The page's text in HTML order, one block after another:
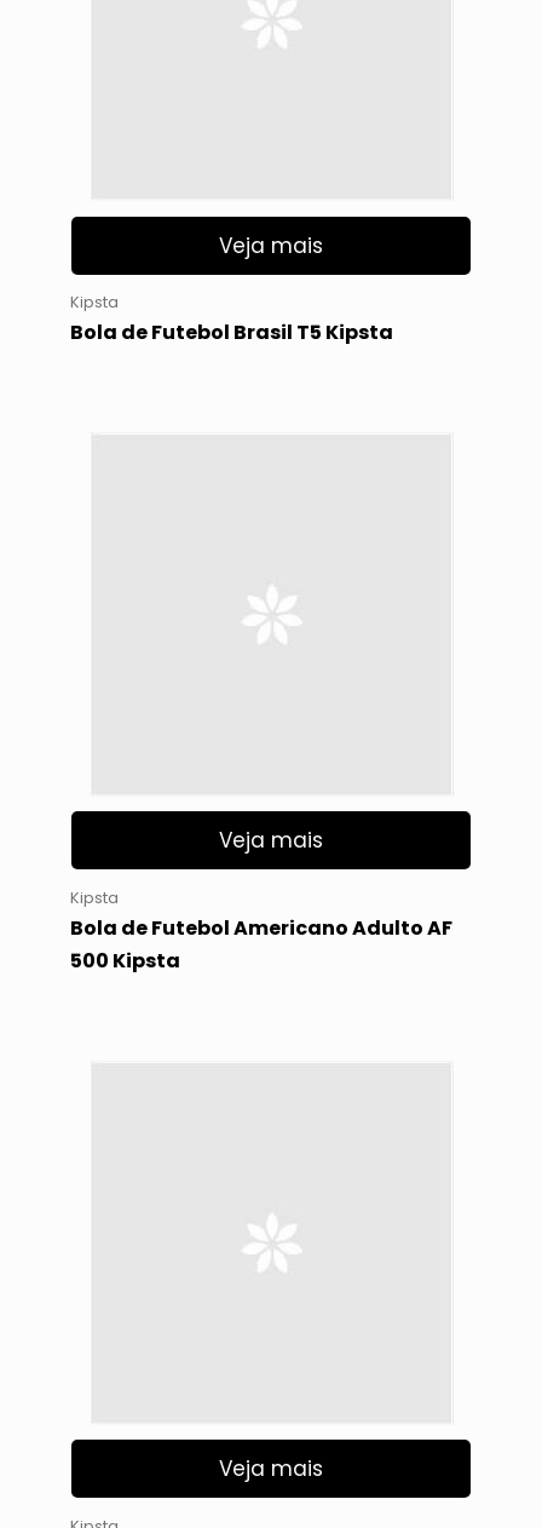
Veja mais
Kipsta
Bola de Futebol Brasil T5 Kipsta
Veja mais
Kipsta
Bola de Futebol Americano Adulto AF
500 Kipsta
Veja mais